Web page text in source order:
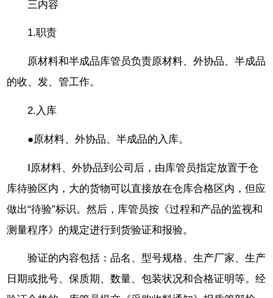
三内容
1.职责
原材料和半成品库管员负责原材料、外协品、半成品
的收、发、管工作。
2.入库
●原材料、外协品、半成品的入库。
Ⅰ原材料、外协品到公司后，由库管员指定放置于仓
库待验区内，大的货物可以直接放在仓库合格区内，但应
做出“待验”标识。然后，库管员按《过程和产品的监视和
测量程序》的规定进行到货验证和报验。
验证的内容包括：品名、型号规格、生产厂家、生产
日期或批号、保质期、数量、包装状况和合格证明等。经